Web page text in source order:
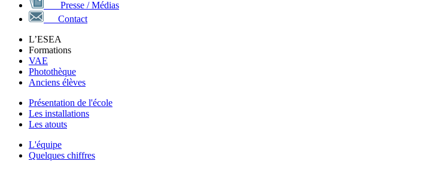
Presse / Médias
Contact
L’ESEA
Formations
VAE
Photothèque
Anciens élèves
Présentation de l'école
Les installations
Les atouts
L'équipe
Quelques chiffres